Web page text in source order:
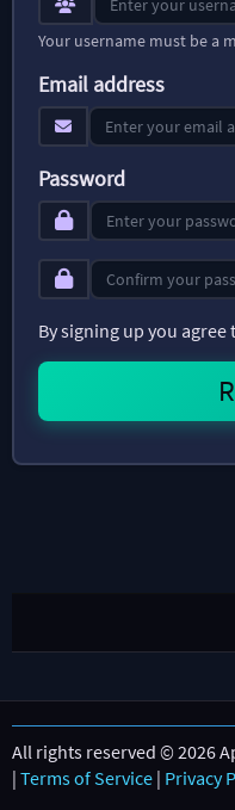
Your username must be a
Email address
Password
By signing up you agree
All rights reserved © 2026
| Terms of Service | Privacy